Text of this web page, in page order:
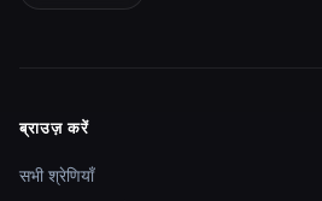
Site navigation
ब्राउज़ करें
सभी श्रेणियाँ